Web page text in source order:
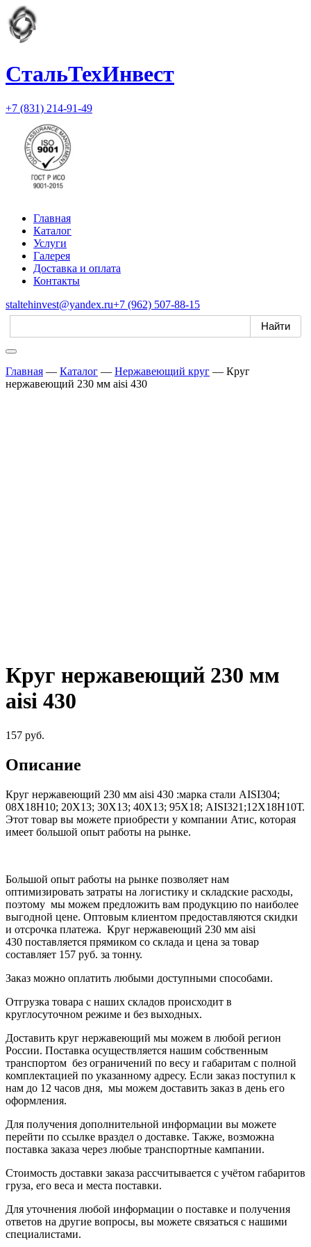
СтальТехИнвест
+7 (831) 214-91-49
Главная
Каталог
Услуги
Галерея
Доставка и оплата
Контакты
staltehinvest@yandex.ru+7 (962) 507-88-15
Главная — Каталог — Нержавеющий круг — Круг
нержавеющий 230 мм aisi 430
Круг нержавеющий 230 мм
aisi 430
157 руб.
Описание
Круг нержавеющий 230 мм aisi 430 :марка стали AISI304;
08Х18Н10; 20Х13; 30Х13; 40Х13; 95Х18; AISI321;12Х18Н10Т.
Этот товар вы можете приобрести у компании Атис, которая
имеет большой опыт работы на рынке.
Большой опыт работы на рынке позволяет нам
оптимизировать затраты на логистику и складские расходы,
поэтому мы можем предложить вам продукцию по наиболее
выгодной цене. Оптовым клиентом предоставляются скидки
и отсрочка платежа. Круг нержавеющий 230 мм aisi
430 поставляется прямиком со склада и цена за товар
составляет 157 руб. за тонну.
Заказ можно оплатить любыми доступными способами.
Отгрузка товара с наших складов происходит в
круглосуточном режиме и без выходных.
Доставить круг нержавеющий мы можем в любой регион
России. Поставка осуществляется нашим собственным
транспортом без ограничений по весу и габаритам с полной
комплектацией по указанному адресу. Если заказ поступил к
нам до 12 часов дня, мы можем доставить заказ в день его
оформления.
Для получения дополнительной информации вы можете
перейти по ссылке враздел о доставке. Также, возможна
поставка заказа через любые транспортные кампании.
Стоимость доставки заказа рассчитывается с учётом габаритов
груза, его веса и места поставки.
Для уточнения любой информации о поставке и получения
ответов на другие вопросы, вы можете связаться с нашими
специалистами.